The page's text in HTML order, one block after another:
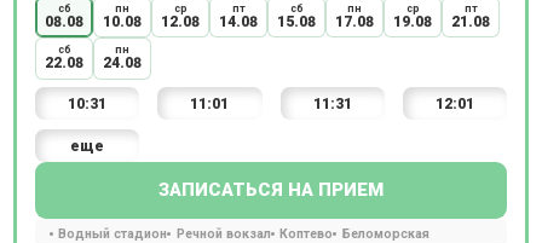
сб
08.08
пн
10.08
ср
12.08
пт
14.08
сб
15.08
пн
17.08
ср
19.08
пт
21.08
сб
22.08
пн
24.08
10:31 11:01 11:31 12:01
еще
ЗАПИСАТЬСЯ НА ПРИЕМ
Водный стадион Речной вокзал Коптево Беломорская